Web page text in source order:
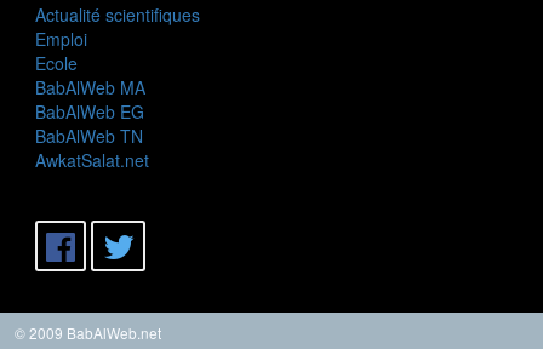
Actualité scientifiques
Emploi
Ecole
BabAlWeb MA
BabAlWeb EG
BabAlWeb TN
AwkatSalat.net
© 2009 BabAlWeb.net